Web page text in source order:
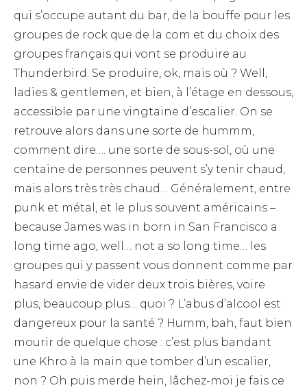
qui s’occupe autant du bar, de la bouffe pour les
groupes de rock que de la com et du choix des
groupes français qui vont se produire au
Thunderbird. Se produire, ok, mais où ? Well,
ladies & gentlemen, et bien, à l’étage en dessous,
accessible par une vingtaine d’escalier. On se
retrouve alors dans une sorte de hummm,
comment dire…. une sorte de sous-sol, où une
centaine de personnes peuvent s’y tenir chaud,
mais alors très très chaud… Généralement, entre
punk et métal, et le plus souvent américains –
because James was in born in San Francisco a
long time ago, well… not a so long time… les
groupes qui y passent vous donnent comme par
hasard envie de vider deux trois bières, voire
plus, beaucoup plus… quoi ? L’abus d’alcool est
dangereux pour la santé ? Humm, bah, faut bien
mourir de quelque chose : c’est plus bandant
une Khro à la main que tomber d’un escalier,
non ? Oh puis merde hein, lâchez-moi je fais ce